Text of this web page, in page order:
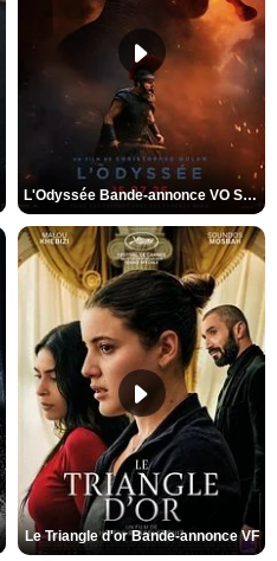
L'Odyssée Bande-annonce VO STFR
Le Triangle d'or Bande-annonce VF